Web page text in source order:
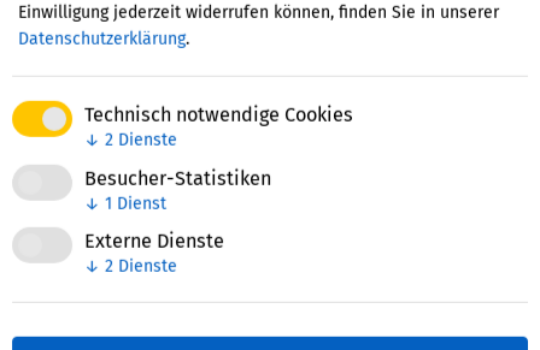
Einwilligung jederzeit widerrufen können, finden Sie in unserer
Datenschutzerklärung.
Technisch notwendige Cookies
↓ 2 Dienste
Besucher-Statistiken
↓ 1 Dienst
Externe Dienste
↓ 2 Dienste
Nettie-Finder
Zuletzt bearbeitet: 06. März 2026